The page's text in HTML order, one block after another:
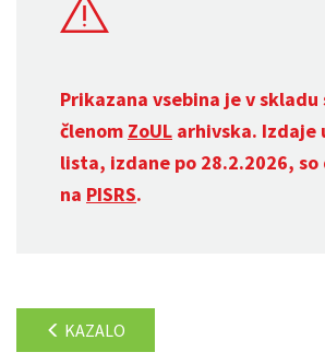
Prikazana vsebina je v skladu
členom ZoUL arhivska. Izdaje
lista, izdane po 28.2.2026,
na PISRS.
KAZALO